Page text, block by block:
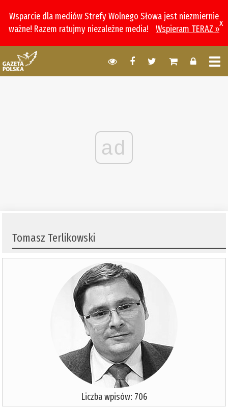
Wsparcie dla mediów Strefy Wolnego Słowa jest niezmiernie
ważne! Razem ratujmy niezależne media!
Wspieram TERAZ »
x
ad
Tomasz Terlikowski
Liczba wpisów: 706